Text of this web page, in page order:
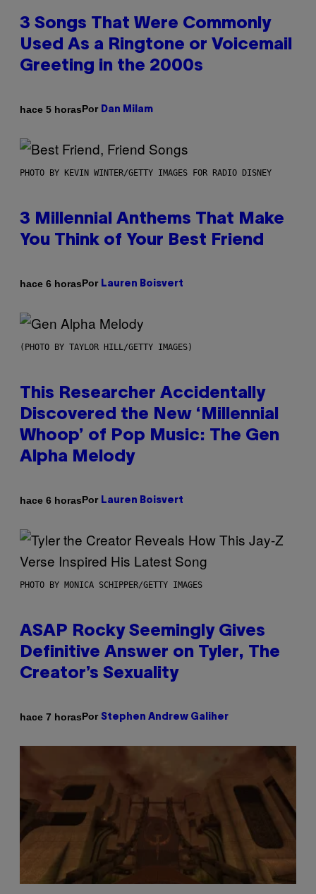
3 Songs That Were Commonly
Used As a Ringtone or Voicemail
Greeting in the 2000s
hace 5 horasPor Dan Milam
PHOTO BY KEVIN WINTER/GETTY IMAGES FOR RADIO DISNEY
3 Millennial Anthems That Make
You Think of Your Best Friend
hace 6 horasPor Lauren Boisvert
(PHOTO BY TAYLOR HILL/GETTY IMAGES)
This Researcher Accidentally
Discovered the New ‘Millennial
Whoop’ of Pop Music: The Gen
Alpha Melody
hace 6 horasPor Lauren Boisvert
PHOTO BY MONICA SCHIPPER/GETTY IMAGES
ASAP Rocky Seemingly Gives
Definitive Answer on Tyler, The
Creator’s Sexuality
hace 7 horasPor Stephen Andrew Galiher